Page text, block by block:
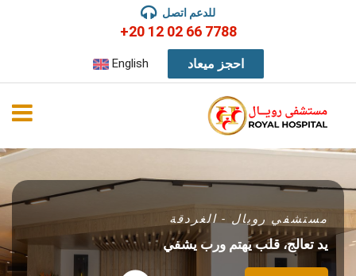
للدعم اتصل
+20 12 02 66 7788
احجز ميعاد English
مستشفي رويال - الغردقة
يد تعالج، قلب يهتم ورب يشفي